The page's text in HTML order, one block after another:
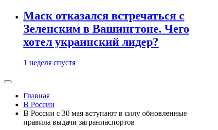
Маск отказался встречаться с
Зеленским в Вашингтоне. Чего
хотел украинский лидер?
1 неделя спустя
Главная
В России
В России с 30 мая вступают в силу обновленные
правила выдачи загранпаспортов